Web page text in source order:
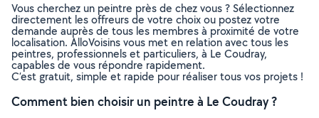
Vous cherchez un peintre près de chez vous ? Sélectionnez
directement les offreurs de votre choix ou postez votre
demande auprès de tous les membres à proximité de votre
localisation. AlloVoisins vous met en relation avec tous les
peintres, professionnels et particuliers, à Le Coudray,
capables de vous répondre rapidement.
C’est gratuit, simple et rapide pour réaliser tous vos projets !
Comment bien choisir un peintre à Le Coudray ?